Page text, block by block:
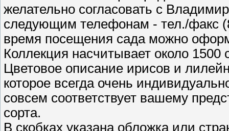
желательно согласовать с
следующим телефонам - тел./факс
время посещения сада можно
Коллекция насчитывает около
Цветовое описание ирисов и
которое всегда очень
совсем соответствует вашему
сорта.
В скобках указана обложка или